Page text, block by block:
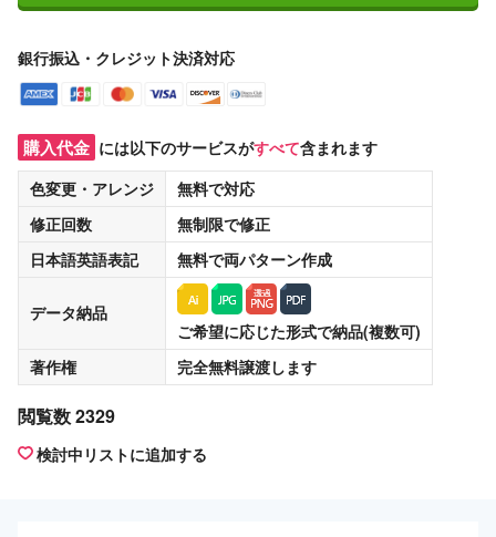
銀行振込・クレジット決済対応
購入代金 には以下のサービスがすべて含まれます
色変更・アレンジ
無料で対応
修正回数
無制限で修正
日本語英語表記
無料で両パターン作成
データ納品
ご希望に応じた形式で納品(複数可)
著作権
完全無料譲渡します
閲覧数 2329
検討中リストに追加する